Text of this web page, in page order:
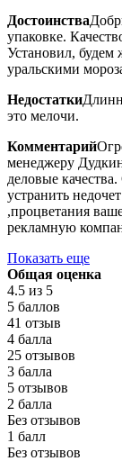
Достоинства
упаковке.
Установил,
уральскими
Недостатки
это мелочи.
Комментарий
менеджеру
деловые
устранить
,процветания
рекламную
Показать еще
Общая оценка
4.5 из 5
5 баллов
41 отзыв
4 балла
25 отзывов
3 балла
5 отзывов
2 балла
Без отзывов
1 балл
Без отзывов